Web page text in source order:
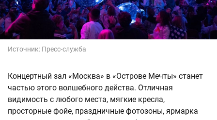
Источник: Пресс-служба
Концертный зал «Москва» в «Острове Мечты» станет
частью этого волшебного действа. Отличная
видимость с любого места, мягкие кресла,
просторные фойе, праздничные фотозоны, ярмарка